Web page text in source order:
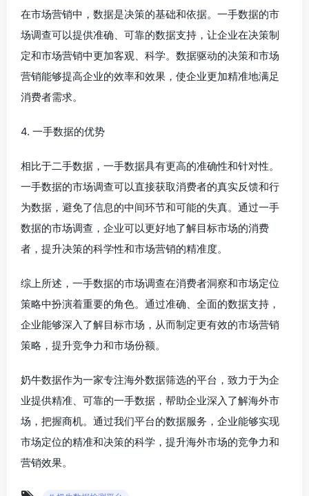
在市场营销中，数据是决策的基础和依据。一手数据的市
场调查可以提供准确、可靠的数据支持，让企业在决策制
定和市场营销中更加客观、科学。数据驱动的决策和市场
营销能够提高企业的效率和效果，使企业更加精准地满足
消费者需求。
4. 一手数据的优势
相比于二手数据，一手数据具有更高的准确性和针对性。
一手数据的市场调查可以直接获取消费者的真实反馈和行
为数据，避免了信息的中间环节和可能的失真。通过一手
数据的市场调查，企业可以更好地了解目标市场的消费
者，提升决策的科学性和市场营销的精准度。
综上所述，一手数据的市场调查在消费者洞察和市场定位
策略中扮演着重要的角色。通过准确、全面的数据支持，
企业能够深入了解目标市场，从而制定更有效的市场营销
策略，提升竞争力和市场份额。
奶牛数据作为一家专注海外数据筛选的平台，致力于为企
业提供精准、可靠的一手数据，帮助企业深入了解海外市
场，把握商机。通过我们平台的数据服务，企业能够实现
市场定位的精准和决策的科学，提升海外市场的竞争力和
营销效果。